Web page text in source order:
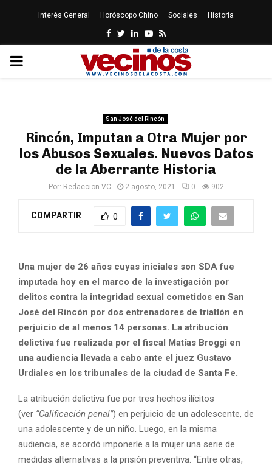
Interés General Horóscopo Chino Sociales Historia
Facebook
Twitter
LinkedinYoutube
Rss
PRIMARY
San José del Rincón
Rincón, Imputan a Otra Mujer por
los Abusos Sexuales. Nuevos Datos
de la Aberrante Historia
Por: Redaccion VC 2 agosto, 2021 0 902
COMPARTIR 0
Una mujer de 26 años cuyas iniciales son SDA fue
imputada hoy en el marco de la investigación por
delitos contra la integridad sexual cometidos en San
José del Rincón por dos entrenadores de triatlón en
perjuicio de al menos 14 personas. La atribución
delictiva fue realizada por el fiscal Matías Broggi en
una audiencia llevada a cabo ante el juez Gustavo
Urdiales en los tribunales de la ciudad de Santa Fe.
La atribución delictiva fue por tres hechos ilícitos
(ver “Calificación penal”) en perjuicio de un adolescente, de
una adolescente y de un niño. Luego, en la misma
audiencia, se acordó imponerle a la mujer una serie de
medidas alternativas a la prisión preventiva. “Entre otras,